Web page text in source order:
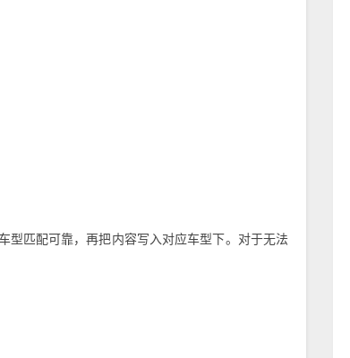
型匹配可靠，再把内容写入对应车型下。对于无法